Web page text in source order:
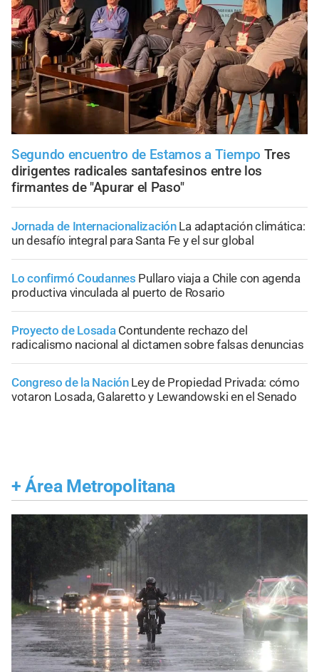
Segundo encuentro de Estamos a Tiempo Tres
dirigentes radicales santafesinos entre los
firmantes de "Apurar el Paso"
Jornada de Internacionalización La adaptación climática:
un desafío integral para Santa Fe y el sur global
Lo confirmó Coudannes Pullaro viaja a Chile con agenda
productiva vinculada al puerto de Rosario
Proyecto de Losada Contundente rechazo del
radicalismo nacional al dictamen sobre falsas denuncias
Congreso de la Nación Ley de Propiedad Privada: cómo
votaron Losada, Galaretto y Lewandowski en el Senado
+ Área Metropolitana